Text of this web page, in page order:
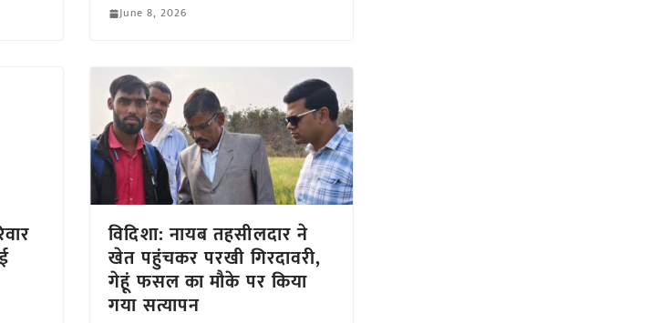
June 8, 2026
विदिशा: नायब तहसीलदार ने
खेत पहुंचकर परखी गिरदावरी,
गेहूं फसल का मौके पर किया
गया सत्यापन